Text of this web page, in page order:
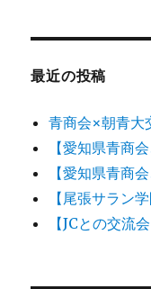
ン
最近の投稿
青商会×朝青大
【愛知県青商
【愛知県青商
【尾張サラン学
【JCとの交流